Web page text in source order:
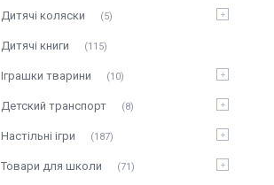
Дитячі коляски 5
Дитячі книги 115
Іграшки тварини 10
Детский транспорт 8
Настільні ігри 187
Товари для школи 71